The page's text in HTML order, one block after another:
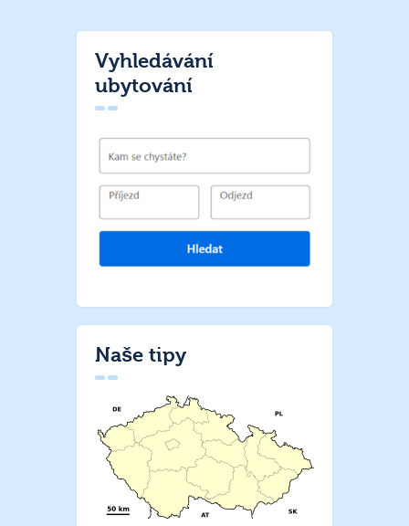
Vyhledávání
ubytování
Naše tipy